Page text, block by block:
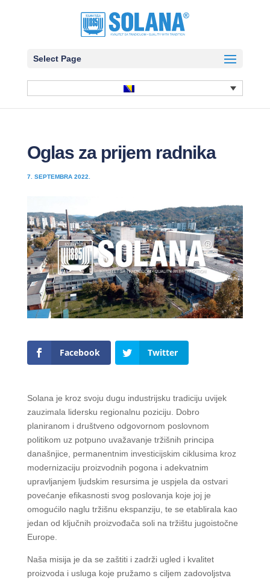
Select Page
Oglas za prijem radnika
7. SEPTEMBRA 2022.
Facebook Twitter
Solana je kroz svoju dugu industrijsku tradiciju uvijek
zauzimala lidersku regionalnu poziciju. Dobro
planiranom i društveno odgovornom poslovnom
politikom uz potpuno uvažavanje tržišnih principa
današnjice, permanentnim investicijskim ciklusima kroz
modernizaciju proizvodnih pogona i adekvatnim
upravljanjem ljudskim resursima je uspjela da ostvari
povećanje efikasnosti svog poslovanja koje joj je
omogućilo naglu tržišnu ekspanziju, te se etablirala kao
jedan od ključnih proizvođača soli na tržištu jugoistočne
Europe.
Naša misija je da se zaštiti i zadrži ugled i kvalitet
proizvoda i usluga koje pružamo s ciljem zadovoljstva